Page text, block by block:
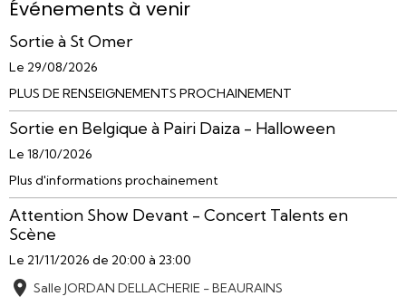
Événements à venir
Sortie à St Omer
Le 29/08/2026
PLUS DE RENSEIGNEMENTS PROCHAINEMENT
Sortie en Belgique à Pairi Daiza - Halloween
Le 18/10/2026
Plus d'informations prochainement
Attention Show Devant - Concert Talents en
Scène
Le 21/11/2026 de 20:00 à 23:00
Salle JORDAN DELLACHERIE - BEAURAINS